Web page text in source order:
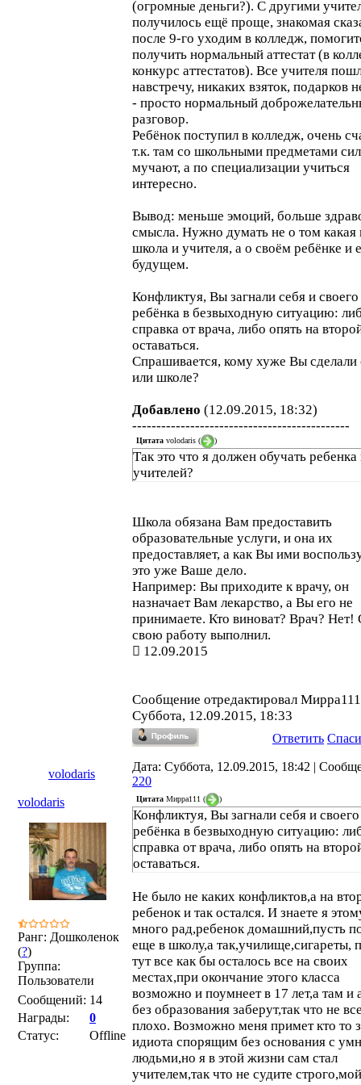
(огромные деньги?). С другими
получилось ещё проще, знакомая
после 9-го уходим в колледж,
получить нормальный аттестат (в
конкурс аттестатов). Все учителя
навстречу, никаких взяток, подарков
- просто нормальный
разговор.
Ребёнок поступил в колледж, очень
т.к. там со школьными предметами
мучают, а по специализации учиться
интересно.
Вывод: меньше эмоций, больше
смысла. Нужно думать не о том какая
школа и учителя, а о своём ребёнке и
будущем.
Конфликтуя, Вы загнали себя и своего
ребёнка в безвыходную ситуацию:
справка от врача, либо опять на
оставаться.
Спрашивается, кому хуже Вы сделали
или школе?
Добавлено (12.09.2015, 18:32)
---------------------------------------------
Цитата volodaris ( )
Так это что я должен обучать ребенка
учителей?
Школа обязана Вам предоставить
образовательные услуги, и она их
предоставляет, а как Вы ими
это уже Ваше дело.
Например: Вы приходите к врачу, он
назначает Вам лекарство, а Вы его не
принимаете. Кто виноват? Врач? Нет!
свою работу выполнил.
12.09.2015
Сообщение отредактировал Мирра111
Суббота, 12.09.2015, 18:33
Ответить
volodaris
Дата: Суббота, 12.09.2015, 18:42 |
220
volodaris
Ранг: Дошколенок
(?)
Группа:
Пользователи
Сообщений: 14
Награды:
0
Статус:
Offline
Цитата Мирра111 ( )
Конфликтуя, Вы загнали себя и своего
ребёнка в безвыходную ситуацию:
справка от врача, либо опять на
оставаться.
Не было не каких конфликтов,а на
ребенок и так остался. И знаете я
много рад,ребенок домашний,пусть
еще в школу,а так,училище,сигареты,
тут все как бы осталось все на своих
местах,при окончание этого класса
возможно и поумнеет в 17 лет,а там и
без образования заберут,так что не
плохо. Возможно меня примет кто то
идиота спорящим без основания с
людьми,но я в этой жизни сам стал
учителем,так что не судите